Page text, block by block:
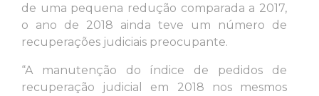
de uma pequena redução comparada a 2017,
o ano de 2018 ainda teve um número de
recuperações judiciais preocupante.
“A manutenção do índice de pedidos de
recuperação judicial em 2018 nos mesmos